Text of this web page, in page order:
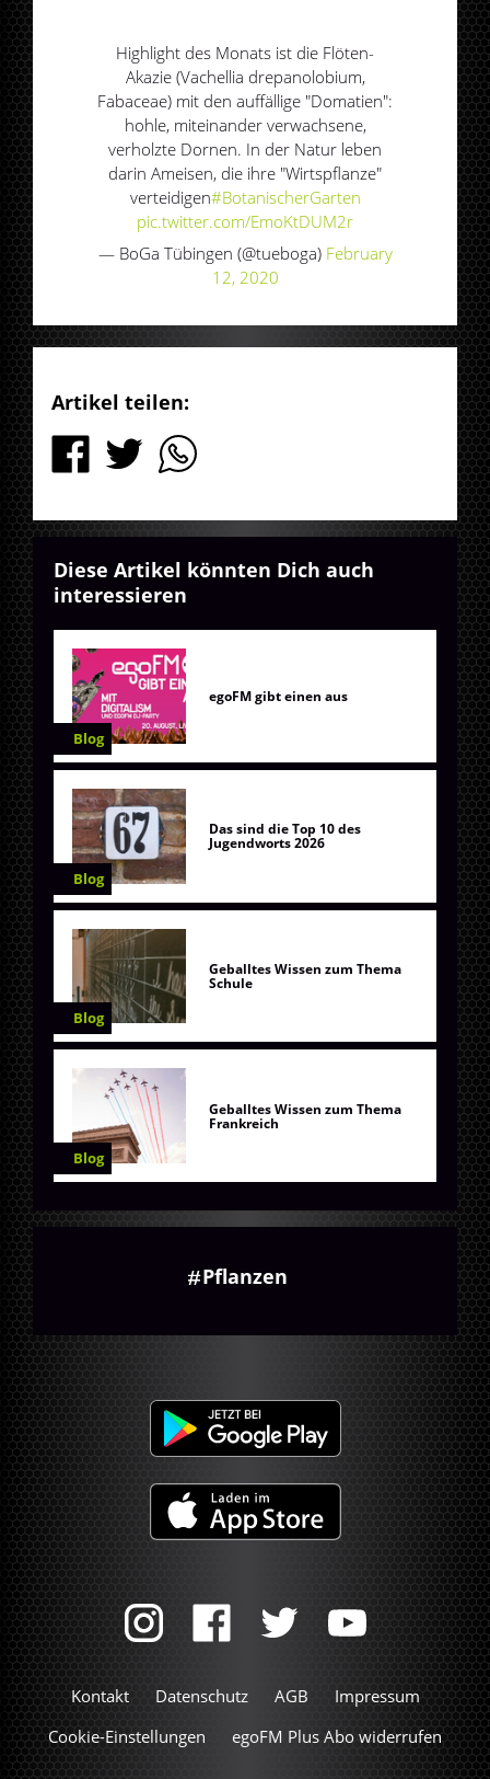
Highlight des Monats ist die Flöten-
Akazie (Vachellia drepanolobium,
Fabaceae) mit den auffällige "Domatien":
hohle, miteinander verwachsene,
verholzte Dornen. In der Natur leben
darin Ameisen, die ihre "Wirtspflanze"
verteidigen#BotanischerGarten
pic.twitter.com/EmoKtDUM2r
— BoGa Tübingen (@tueboga) February
12, 2020
Artikel teilen:
Diese Artikel könnten Dich auch
interessieren
Blog
egoFM gibt einen aus
Blog
Das sind die Top 10 des
Jugendworts 2026
Blog
Geballtes Wissen zum Thema
Schule
Blog
Geballtes Wissen zum Thema
Frankreich
Pflanzen
Kontakt Datenschutz AGB
Impressum
Cookie-Einstellungen
egoFM Plus Abo widerrufen